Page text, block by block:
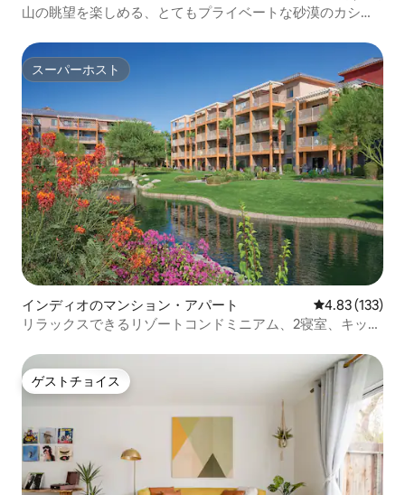
山の眺望を楽しめる、とてもプライベートな砂漠のカシー
スーパーホスト
スーパーホスト
インディオのマンション・アパート レビュー133
4.83 (133)
リラックスできるリゾートコンドミニアム、2寝室、キッチ
ゲストチョイス
ゲストチョイス